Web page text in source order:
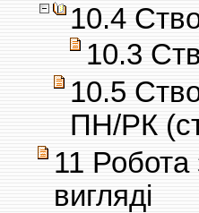
10.4
10.3
10.5
ПН/РК
11 Робота
вигляді